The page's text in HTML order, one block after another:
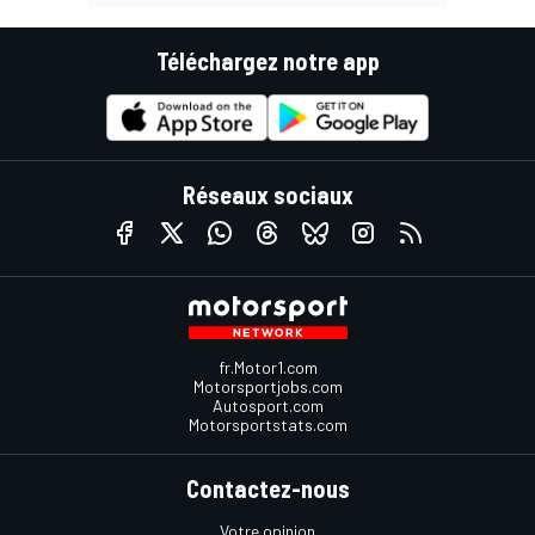
Téléchargez notre app
Réseaux sociaux
fr.Motor1.com
Motorsportjobs.com
Autosport.com
Motorsportstats.com
Contactez-nous